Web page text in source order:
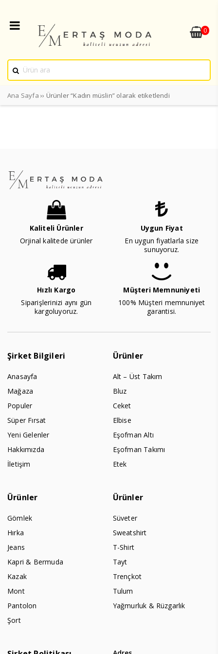
0
Ana Sayfa ›› Ürünler “Kadın müslin” olarak etiketlendi
Kaliteli Ürünler
Orjinal kalitede ürünler
Uygun Fiyat
En uygun fiyatlarla size
sunuyoruz.
Hızlı Kargo
Siparişlerinizi aynı gün
kargoluyoruz.
Müşteri Memnuniyeti
100% Müşteri memnuniyet
garantisi.
Şirket Bilgileri
Anasayfa
Mağaza
Populer
Süper Fırsat
Yeni Gelenler
Hakkımızda
İletişim
Ürünler
Alt – Üst Takım
Bluz
Ceket
Elbise
Eşofman Altı
Eşofman Takımı
Etek
Ürünler
Gömlek
Hırka
Jeans
Kapri & Bermuda
Kazak
Mont
Pantolon
Şort
Ürünler
Süveter
Sweatshirt
T-Shirt
Tayt
Trençkot
Tulum
Yağmurluk & Rüzgarlık